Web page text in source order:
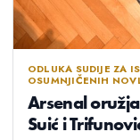
ODLUKA SUDIJE ZA
OSUMNJIČENIH
Arsenal
Suić i